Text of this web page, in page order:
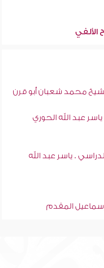
الألفي
محمد شعبان أبو قرن
عبد الله الحوري
. ياسر عبد الله